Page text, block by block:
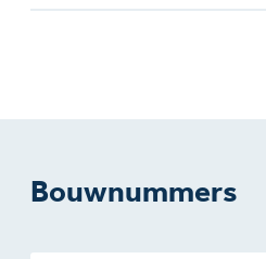
Bouwnummers